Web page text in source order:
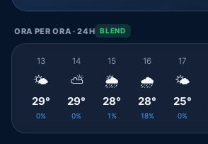
ORA PER ORA · 24H BLEND
13
🌤️
29°
0%
14
⛅
29°
0%
15
🌦️
28°
1%
16
🌧️
28°
18%
17
🌤️
25°
0%